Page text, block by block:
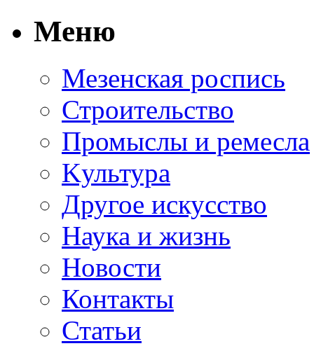
Меню
Мезенская роспись
Строительство
Промыслы и ремесла
Kультура
Другое искусство
Наука и жизнь
Новости
Контакты
Статьи